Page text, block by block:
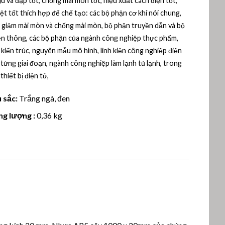
tốt thích hợp để chế tạo: các bộ phận cơ khí nói chung,
mài mòn và chống mài mòn, bộ phận truyền dẫn và bộ
thông, các bộ phận của ngành công nghiệp thực phẩm,
​​trúc, nguyên mẫu mô hình, linh kiện công nghiệp điện
giai đoạn, ngành công nghiệp làm lạnh tủ lạnh, trong
bị điện tử,
sắc:Trắng ngà, đen
lượng :0,36 kg